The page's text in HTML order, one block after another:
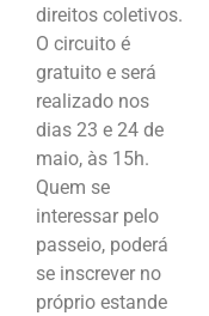
direitos coletivos.
O circuito é
gratuito e será
realizado nos
dias 23 e 24 de
maio, às 15h.
Quem se
interessar pelo
passeio, poderá
se inscrever no
próprio estande